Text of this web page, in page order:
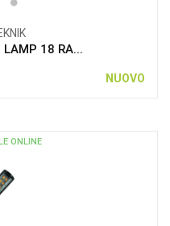
LAMP 18 RA...
NUOVO
ONLINE